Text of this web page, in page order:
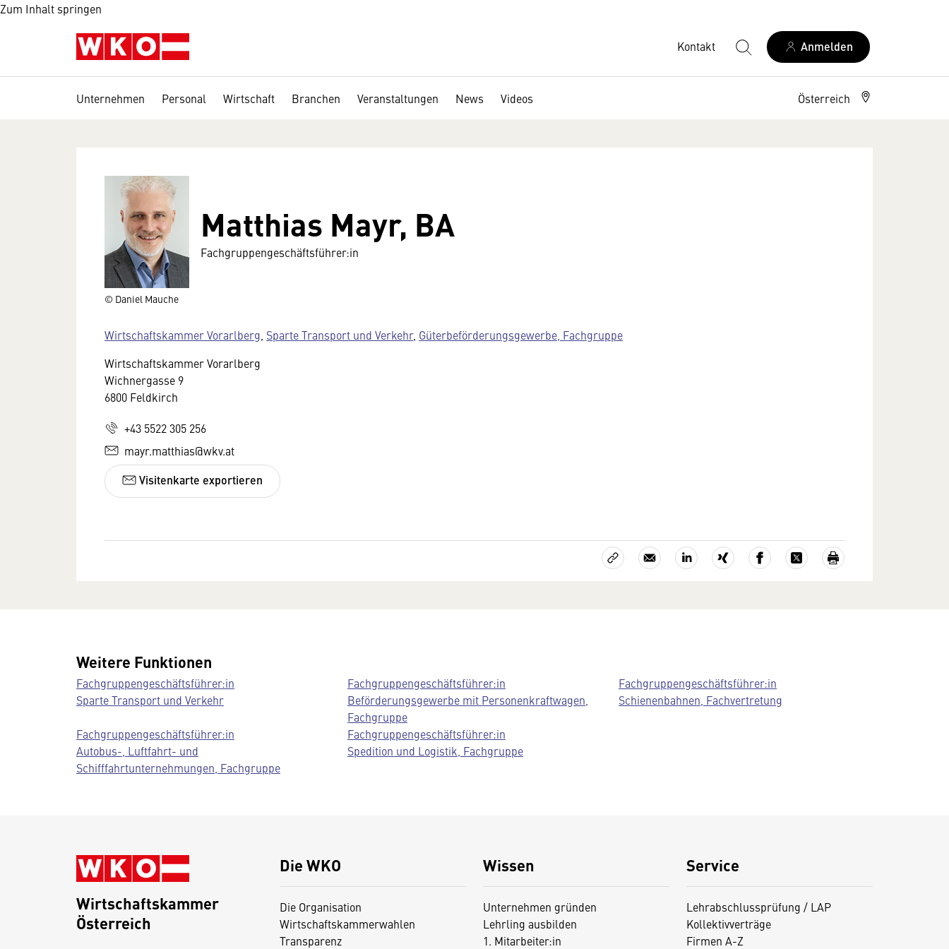
Zum Inhalt springen
Kontakt Anmelden
Unternehmen Personal Wirtschaft Branchen Veranstaltungen News Videos Österreich
© Daniel Mauche
Matthias Mayr, BA
Fachgruppengeschäftsführer:in
Wirtschaftskammer Vorarlberg Sparte Transport und Verkehr, Güterbeförderungsgewerbe, Fachgruppe
Wirtschaftskammer Vorarlberg
Wichnergasse 9
6800 Feldkirch
+43 5522 305 256
mayr.matthias@wkv.at
Visitenkarte exportieren
Weitere Funktionen
Fachgruppengeschäftsführer:in
Sparte Transport und Verkehr
Fachgruppengeschäftsführer:in
Beförderungsgewerbe mit Personenkraftwagen,
Fachgruppe
Fachgruppengeschäftsführer:in
Schienenbahnen, Fachvertretung
Fachgruppengeschäftsführer:in
Autobus-, Luftfahrt- und
Schifffahrtunternehmungen, Fachgruppe
Fachgruppengeschäftsführer:in
Spedition und Logistik, Fachgruppe
Die WKO
Die Organisation
Wirtschaftskammerwahlen
Transparenz
Wissen
Unternehmen gründen
Lehrling ausbilden
1. Mitarbeiter:in
Service
Lehrabschlussprüfung / LAP
Kollektivverträge
Firmen A-Z
Wirtschaftskammer
Österreich